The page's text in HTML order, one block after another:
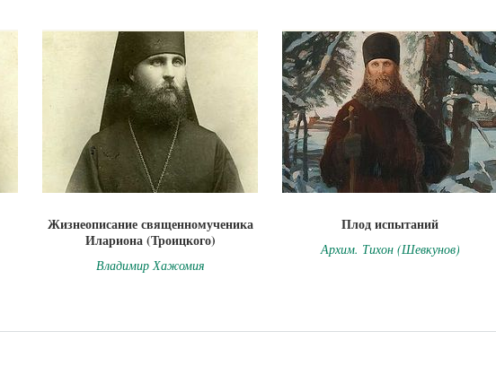
Жизнеописание священномученика
Илариона (Троицкого)
Владимир Хажомия
Плод испытаний
Архим. Тихон (Шевкунов)